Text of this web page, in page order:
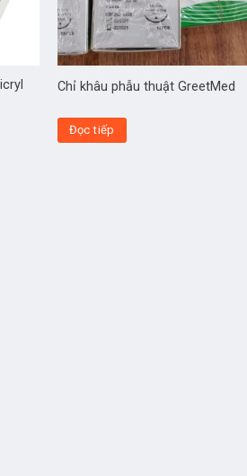
Chỉ khâu phẫu thuật GreetMed
Đọc tiếp